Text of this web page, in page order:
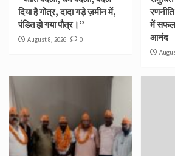
दिया है गोत्र, दादा गड़े ज़मीन में,
पंडित हो गया पौत्र।”
August 8, 2026 0
में
आनंद